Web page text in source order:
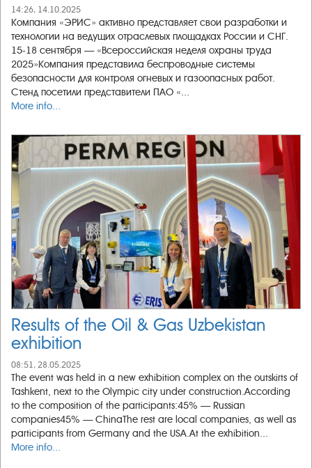
14:26, 14.10.2025
Компания «ЭРИС» активно представляет свои разработки и
технологии на ведущих отраслевых площадках России и СНГ.
15-18 сентября — «Всероссийская неделя охраны труда
2025»Компания представила беспроводные системы
безопасности для контроля огневых и газоопасных работ.
Стенд посетили представители ПАО «...
More info...
Results of the Oil & Gas Uzbekistan
exhibition
08:51, 28.05.2025
The event was held in a new exhibition complex on the outskirts of
Tashkent, next to the Olympic city under construction.According
to the composition of the participants:45% — Russian
companies45% — ChinaThe rest are local companies, as well as
participants from Germany and the USA.At the exhibition...
More info...